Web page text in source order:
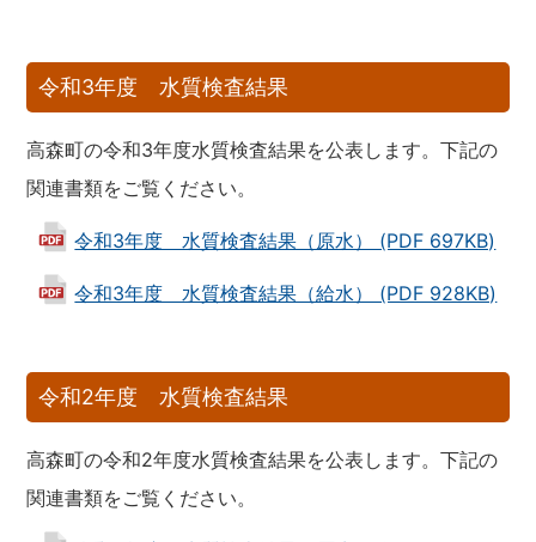
令和3年度 水質検査結果
高森町の令和3年度水質検査結果を公表します。下記の
関連書類をご覧ください。
令和3年度 水質検査結果（原水） (PDF 697KB)
令和3年度 水質検査結果（給水） (PDF 928KB)
令和2年度 水質検査結果
高森町の令和2年度水質検査結果を公表します。下記の
関連書類をご覧ください。